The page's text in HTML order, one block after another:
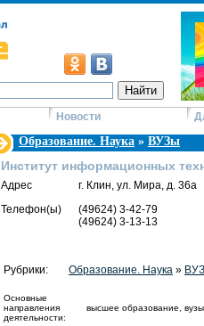
Новости
Образование. Наука » ВУЗы
Институт информационных
Адрес
г. Клин, ул. Мира, д. 36а
Телефон(ы)
(49624) 3-42-79
(49624) 3-13-13
Рубрики: Образование. Наука »
Основные
направления
деятельности:
высшее образование,